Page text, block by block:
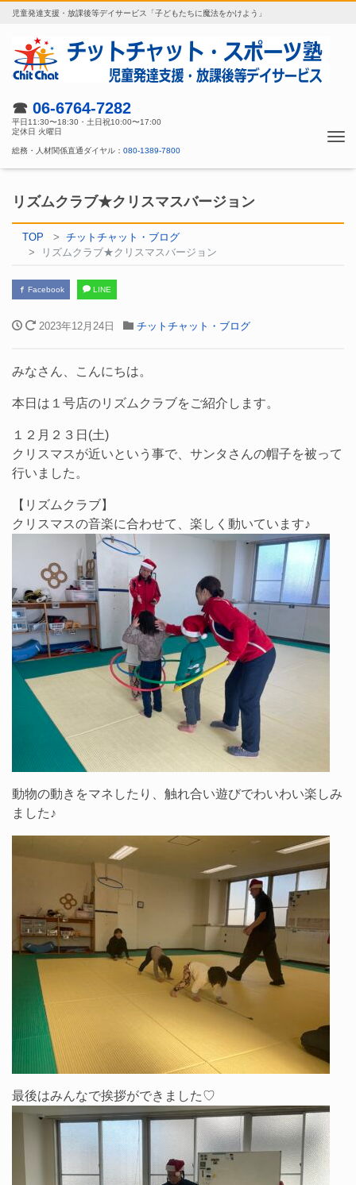
児童発達支援・放課後等デイサービス「子どもたちに魔法をかけよう」
☎ 06-6764-7282
平日11:30〜18:30・土日祝10:00〜17:00
定休日 火曜日
総務・人材関係直通ダイヤル： 080-1389-7800
リズムクラブ★クリスマスバージョン
TOP
チットチャット・ブログ
リズムクラブ★クリスマスバージョン
Facebook LINE
2023年12月24日 チットチャット・ブログ
みなさん、こんにちは。
本日は１号店のリズムクラブをご紹介します。
１２月２３日(土)
クリスマスが近いという事で、サンタさんの帽子を被って
行いました。
【リズムクラブ】
クリスマスの音楽に合わせて、楽しく動いています♪
動物の動きをマネしたり、触れ合い遊びでわいわい楽しみ
ました♪
最後はみんなで挨拶ができました♡